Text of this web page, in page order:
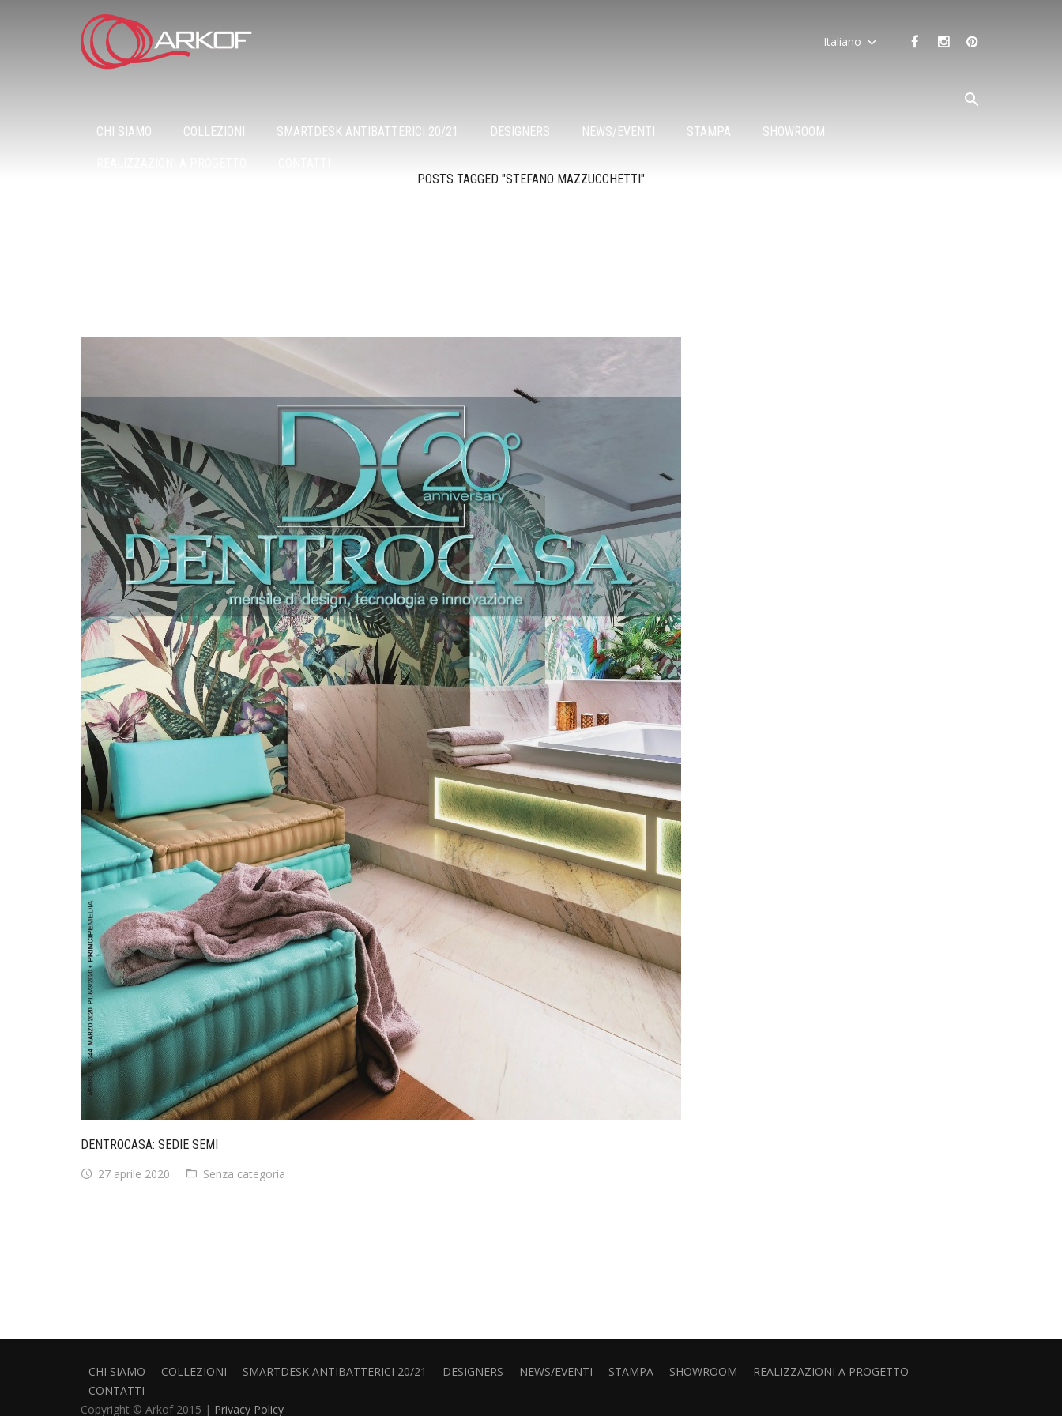
Italiano
CHI SIAMO COLLEZIONI SMARTDESK ANTIBATTERICI 20/21 DESIGNERS NEWS/EVENTI STAMPA SHOWROOM
POSTS TAGGED "STEFANO MAZZUCCHETTI"
DENTROCASA: SEDIE SEMI
27 aprile 2020
Senza categoria
CHI SIAMO COLLEZIONI SMARTDESK ANTIBATTERICI 20/21 DESIGNERS NEWS/EVENTI STAMPA SHOWROOM
REALIZZAZIONI A PROGETTO
CONTATTI
Copyright © Arkof 2015 | Privacy Policy